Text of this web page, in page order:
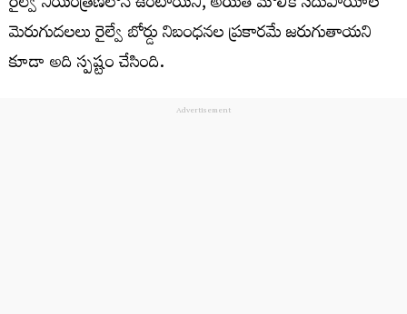
మెరుగుదలలు రైల్వే బోర్డు నిబంధనల ప్రకారమే జరుగుతాయని
కూడా అది స్పష్టం చేసింది.